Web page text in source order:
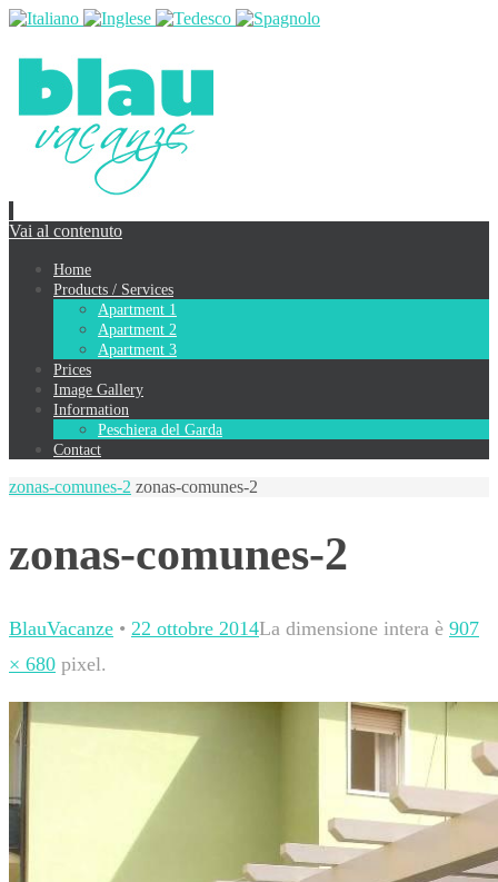
Vai al contenuto
Home
Products / Services
Apartment 1
Apartment 2
Apartment 3
Prices
Image Gallery
Information
Peschiera del Garda
Contact
zonas-comunes-2 zonas-comunes-2
zonas-comunes-2
BlauVacanze • 22 ottobre 2014La dimensione intera è 907
× 680 pixel.